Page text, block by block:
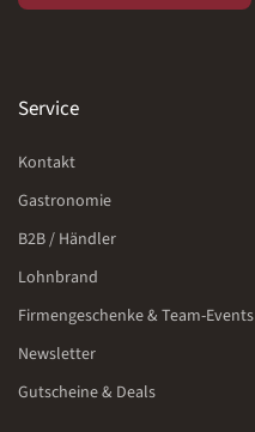
Service
Kontakt
Gastronomie
B2B / Händler
Lohnbrand
Firmengeschenke & Team-Events
Newsletter
Gutscheine & Deals